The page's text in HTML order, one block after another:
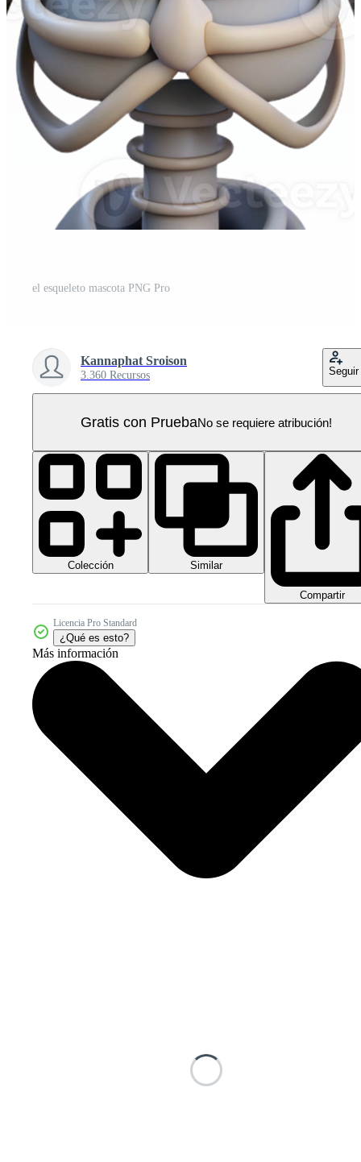
el esqueleto mascota PNG Pro
Kannaphat Sroison
3.360 Recursos Seguir
Gratis con PruebaNo se requiere atribución!
Colección Similar
Compartir
Licencia Pro Standard
¿Qué es esto?
Más información